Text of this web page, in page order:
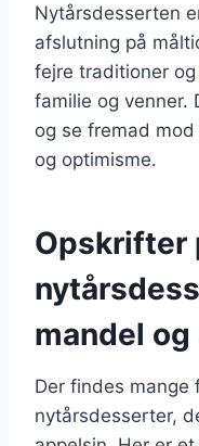
Nytårsdesserten
afslutning på
fejre traditioner
familie og venner.
og se fremad
og optimisme.
Opskrifter
mandel
Der findes mange
nytårsdesserter,